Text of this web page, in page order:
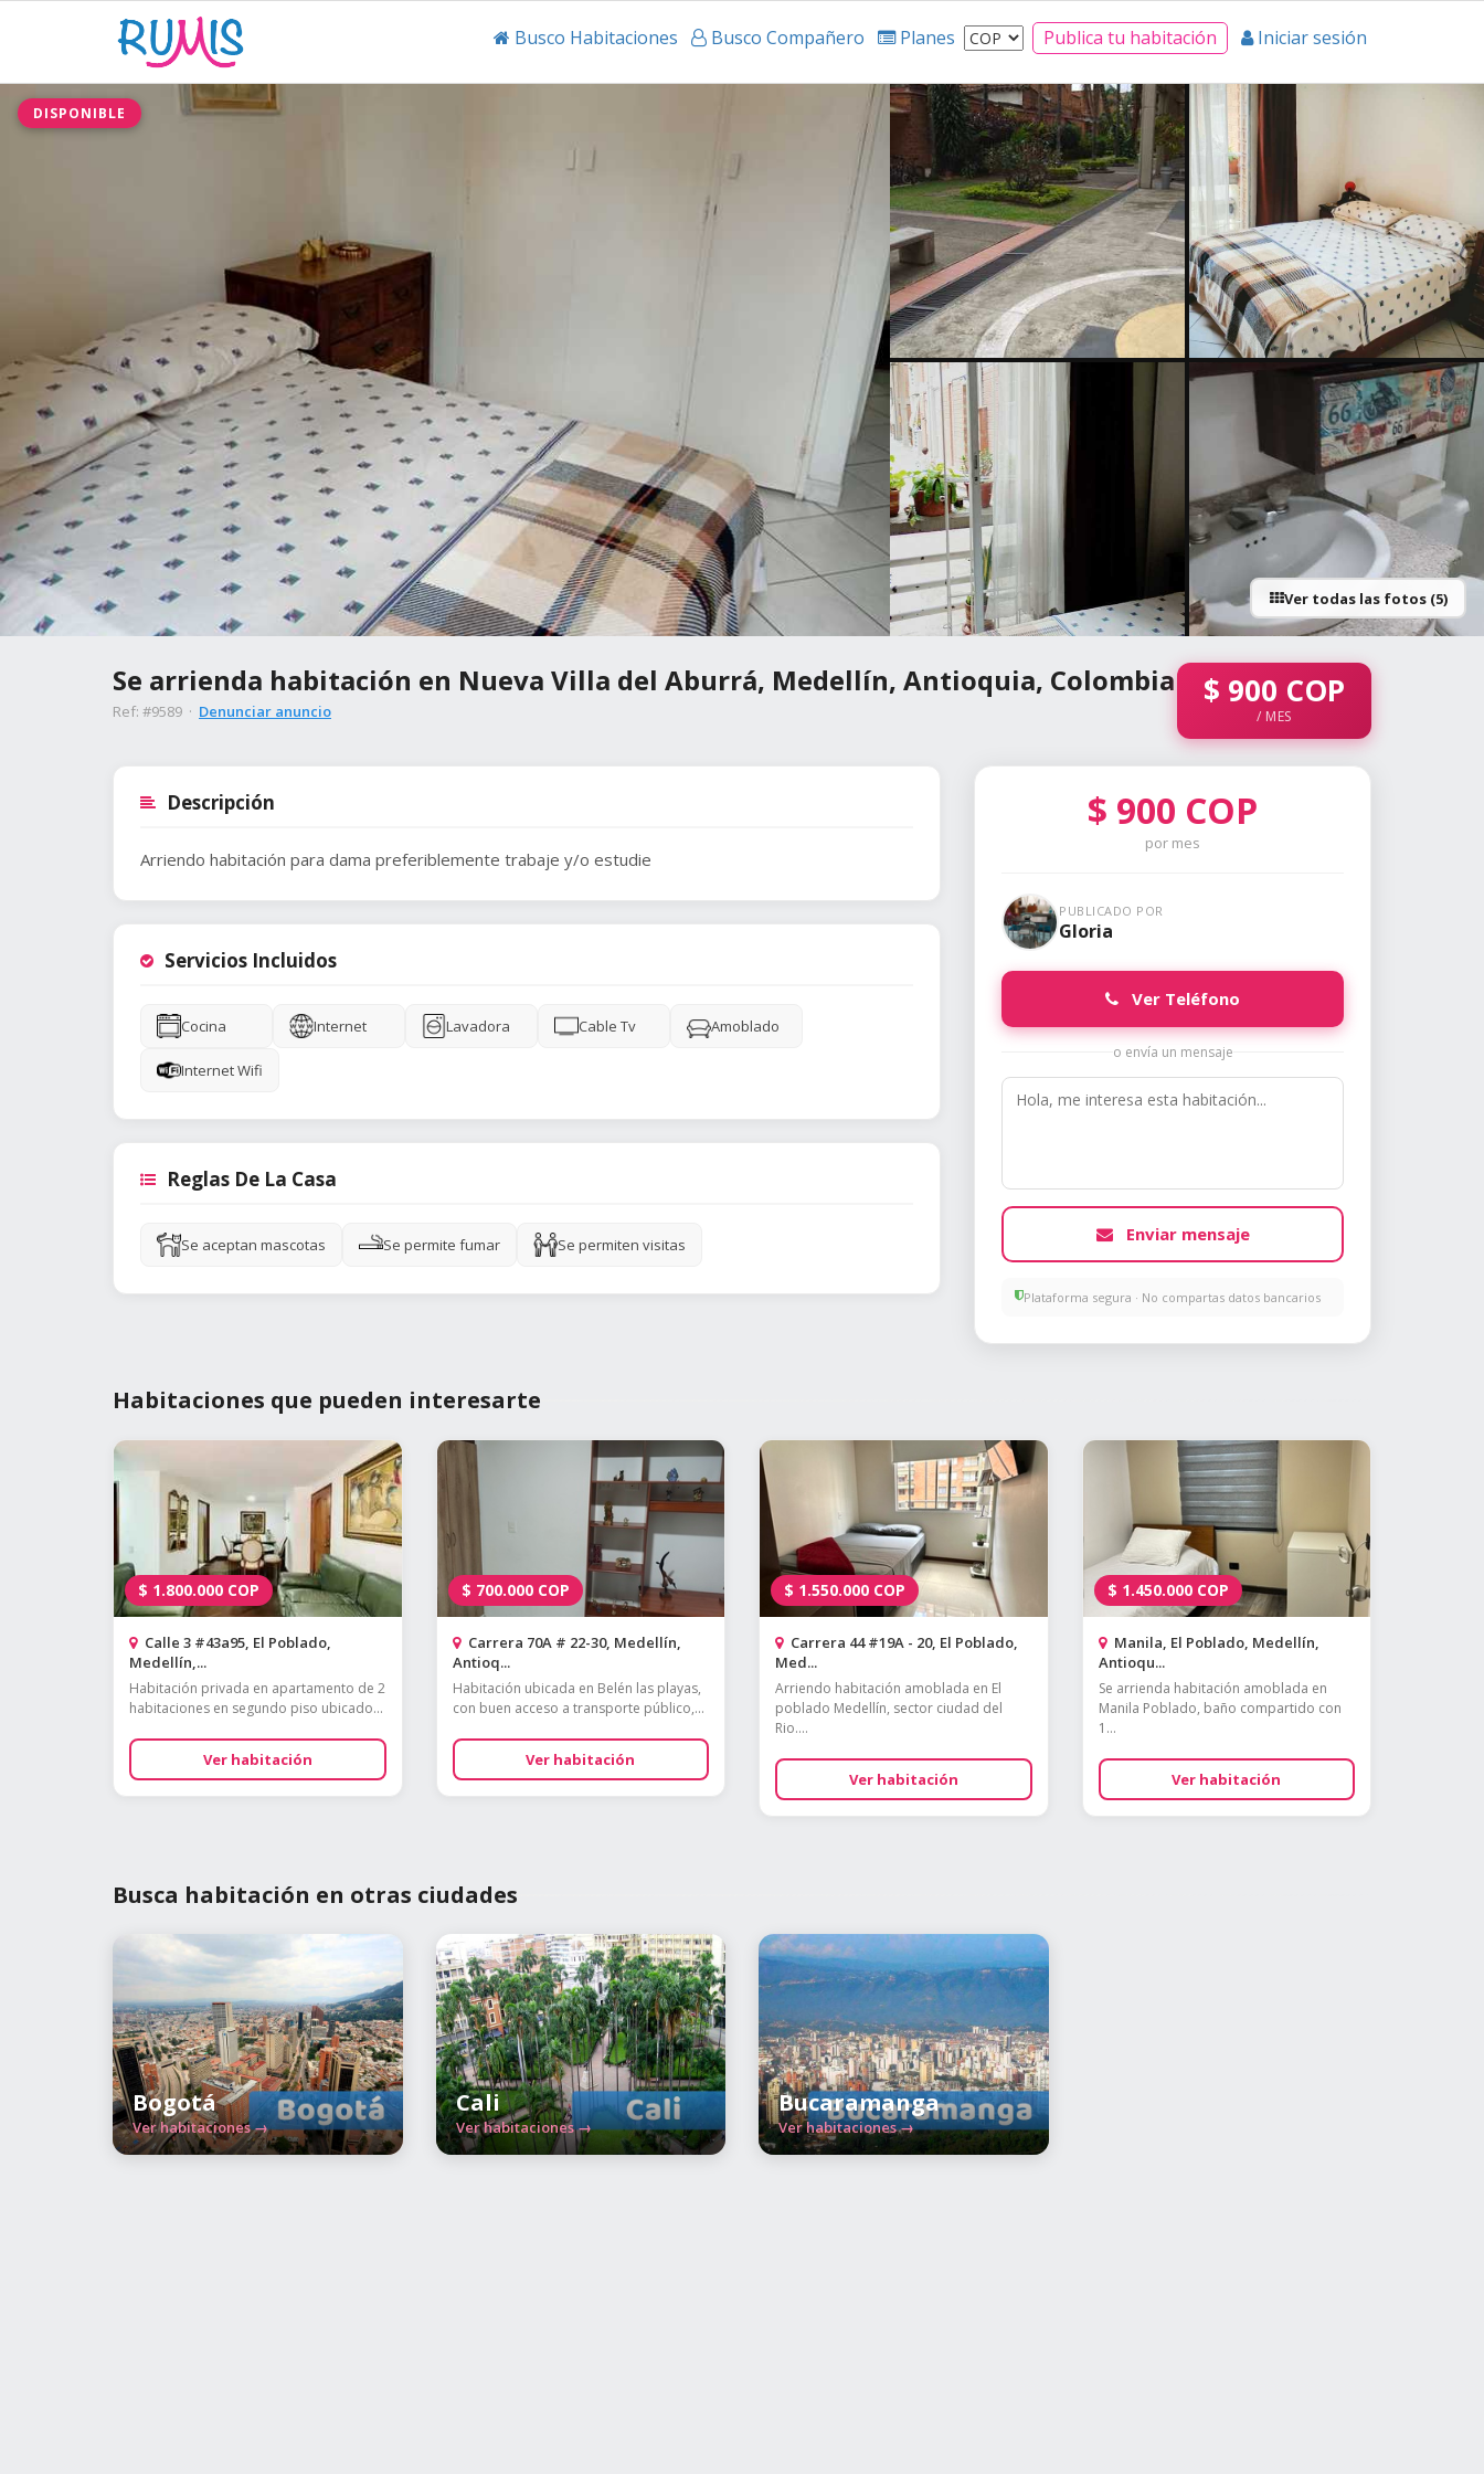
Busco Habitaciones Busco Compañero Planes Publica tu habitación Iniciar sesión
DISPONIBLE
Ver todas las fotos (5)
Se arrienda habitación en Nueva Villa del Aburrá, Medellín, Antioquia, Colombia
Ref: #9589 · Denunciar anuncio
$ 900 COP
/ MES
Descripción
Arriendo habitación para dama preferiblemente trabaje y/o estudie
Servicios Incluidos
Cocina Internet Lavadora Cable Tv Amoblado
Internet Wifi
Reglas De La Casa
Se aceptan mascotas Se permite fumar Se permiten visitas
$ 900 COP
por mes
PUBLICADO POR
Gloria
Ver Teléfono
o envía un mensaje
Enviar mensaje
Plataforma segura · No compartas datos bancarios
Habitaciones que pueden interesarte
$ 1.800.000 COP
Calle 3 #43a95, El Poblado,
Medellín,...
Habitación privada en apartamento de 2
habitaciones en segundo piso ubicado...
Ver habitación
$ 700.000 COP
Carrera 70A # 22-30, Medellín,
Antioq...
Habitación ubicada en Belén las playas,
con buen acceso a transporte público,...
Ver habitación
$ 1.550.000 COP
Carrera 44 #19A - 20, El Poblado,
Med...
Arriendo habitación amoblada en El
poblado Medellín, sector ciudad del
Rio....
Ver habitación
$ 1.450.000 COP
Manila, El Poblado, Medellín,
Antioqu...
Se arrienda habitación amoblada en
Manila Poblado, baño compartido con
1...
Ver habitación
Busca habitación en otras ciudades
Bogotá
Ver habitaciones →
Cali
Ver habitaciones →
Bucaramanga
Ver habitaciones →